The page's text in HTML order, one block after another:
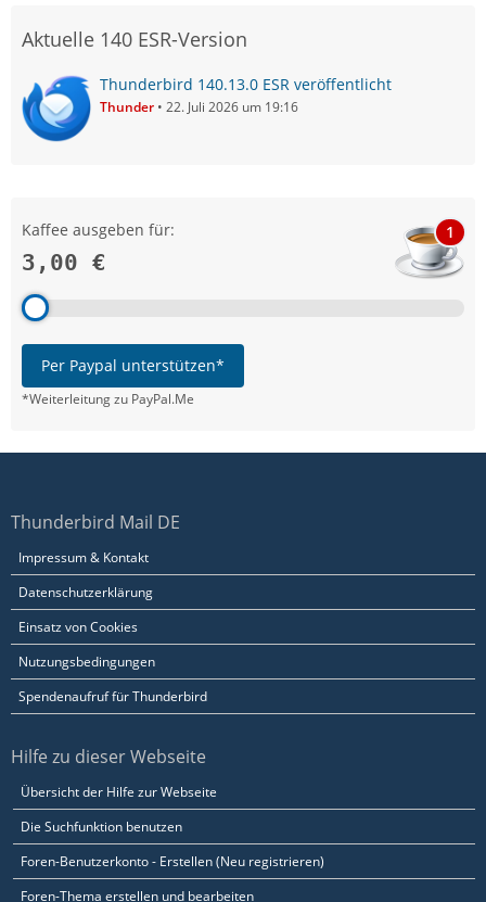
Aktuelle 140 ESR-Version
Thunderbird 140.13.0 ESR veröffentlicht
Thunder 22. Juli 2026 um 19:16
Kaffee ausgeben für:
3,00 €
1
Per Paypal unterstützen*
*Weiterleitung zu PayPal.Me
Thunderbird Mail DE
Impressum & Kontakt
Datenschutzerklärung
Einsatz von Cookies
Nutzungsbedingungen
Spendenaufruf für Thunderbird
Hilfe zu dieser Webseite
Übersicht der Hilfe zur Webseite
Die Suchfunktion benutzen
Foren-Benutzerkonto - Erstellen (Neu registrieren)
Foren-Thema erstellen und bearbeiten